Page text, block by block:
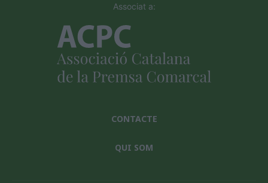
Associat a:
CONTACTE
QUI SOM